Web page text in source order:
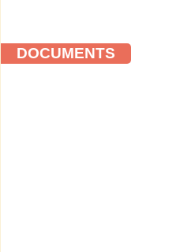
DOCUMENTS